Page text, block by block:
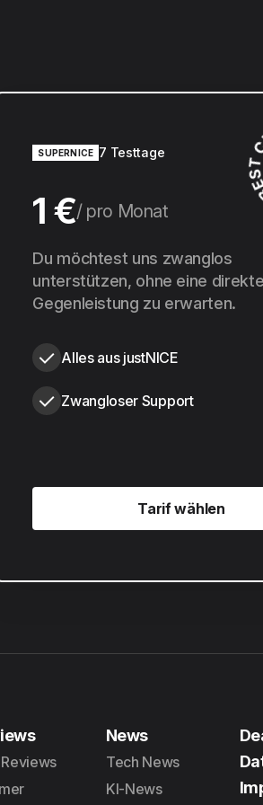
SUPERNICE 7 Testtage
1 € pro Monat
10 € pro Jahr
Du möchtest uns zwanglos
unterstützen, ohne eine direkte
Gegenleistung zu erwarten.
Alles aus justNICE
Zwangloser Support
Tarif wählen
Tarif wählen
News
Tech News
KI-News